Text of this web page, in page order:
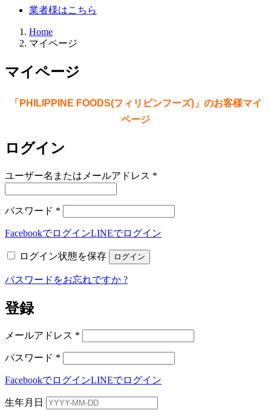
業者様はこちら
Home
マイページ
マイページ
「PHILIPPINE FOODS(フィリピンフーズ)」のお客様マイ
ページ
ログイン
ユーザー名またはメールアドレス *
パスワード *
FacebookでログインLINEでログイン
ログイン状態を保存 ログイン
パスワードをお忘れですか ?
登録
メールアドレス *
パスワード *
FacebookでログインLINEでログイン
生年月日